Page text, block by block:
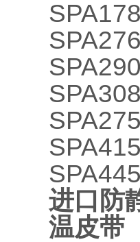
进口防
温皮带